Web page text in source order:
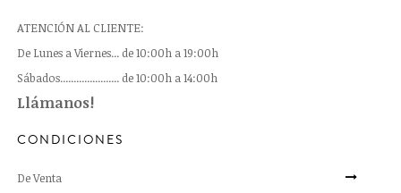
ATENCIÓN AL CLIENTE:
De Lunes a Viernes... de 10:00h a 19:00h
Sábados...................... de 10:00h a 14:00h
Llámanos!
CONDICIONES
De Venta